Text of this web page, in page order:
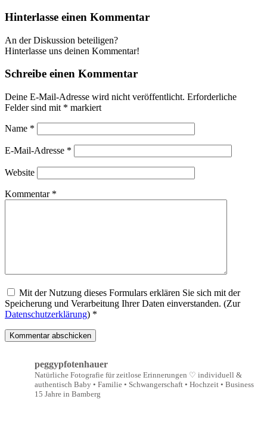
Hinterlasse einen Kommentar
An der Diskussion beteiligen?
Hinterlasse uns deinen Kommentar!
Schreibe einen Kommentar
Deine E-Mail-Adresse wird nicht veröffentlicht. Erforderliche
Felder sind mit * markiert
Name *
E-Mail-Adresse *
Website
Kommentar *
Mit der Nutzung dieses Formulars erklären Sie sich mit der
Speicherung und Verarbeitung Ihrer Daten einverstanden. (Zur
Datenschutzerklärung) *
peggypfotenhauer
Natürliche Fotografie für zeitlose Erinnerungen ♡ individuell &
authentisch Baby • Familie • Schwangerschaft • Hochzeit • Business
15 Jahre in Bamberg